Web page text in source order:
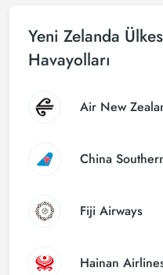
Yeni Zelanda
Havayolları
Air New
China
Fiji Airways
Hainan